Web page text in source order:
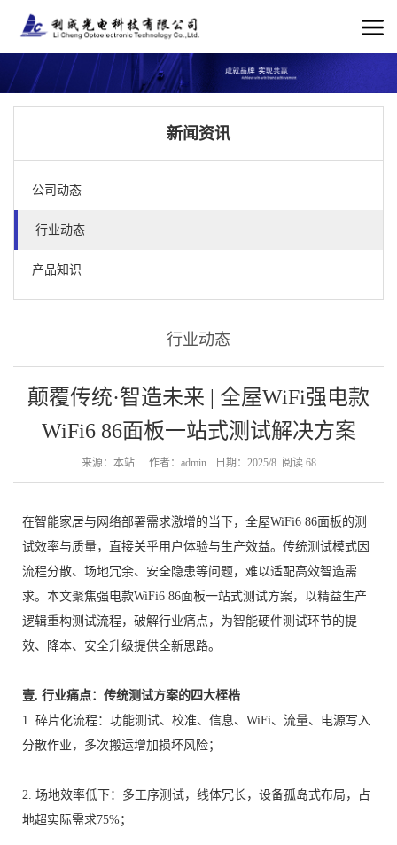
新闻资讯
公司动态
行业动态
产品知识
行业动态
颠覆传统·智造未来 | 全屋WiFi强电款
WiFi6 86面板一站式测试解决方案
来源：本站 作者：admin 日期：2025/8 阅读 68
在智能家居与网络部署需求激增的当下，全屋WiFi6 86面板的测
试效率与质量，直接关乎用户体验与生产效益。传统测试模式因
流程分散、场地冗余、安全隐患等问题，难以适配高效智造需
求。本文聚焦强电款WiFi6 86面板一站式测试方案，以精益生产
逻辑重构测试流程，破解行业痛点，为智能硬件测试环节的提
效、降本、安全升级提供全新思路。
壹. 行业痛点：传统测试方案的四大桎梏
1. 碎片化流程：功能测试、校准、信息、WiFi、流量、电源写入
分散作业，多次搬运增加损坏风险；
2. 场地效率低下：多工序测试，线体冗长，设备孤岛式布局，占
地超实际需求75%；